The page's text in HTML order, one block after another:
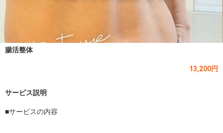
腸活整体
13,200円
サービス説明
■サービスの内容